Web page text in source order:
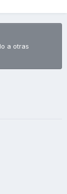
a otras